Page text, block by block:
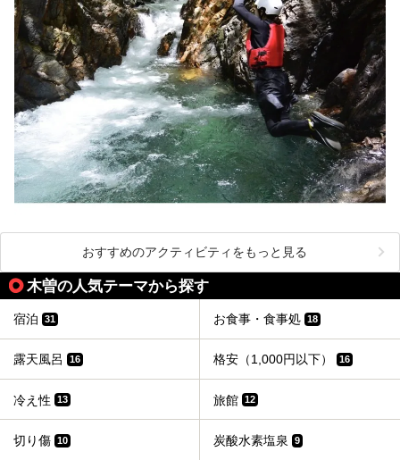
おすすめのアクティビティをもっと見る
木曽の人気テーマから探す
宿泊 31 お食事・食事処 18
露天風呂 16 格安（1,000円以下） 16
冷え性 13 旅館 12
切り傷 10 炭酸水素塩泉 9